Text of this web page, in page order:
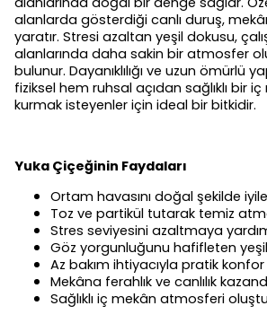
alanlarda gösterdiği canlı duruş,
yaratır. Stresi azaltan yeşil dokusu,
alanlarında daha sakin bir atmosfer
bulunur. Dayanıklılığı ve uzun ömürlü
fiziksel hem ruhsal açıdan sağlıklı bir
kurmak isteyenler için ideal bir bitkidir.
Yuka Çiçeğinin Faydaları
Ortam havasını doğal şekilde
Toz ve partikül tutarak temiz
Stres seviyesini azaltmaya
Göz yorgunluğunu hafifleten
Az bakım ihtiyacıyla pratik
Mekâna ferahlık ve canlılık
Sağlıklı iç mekân atmosferi